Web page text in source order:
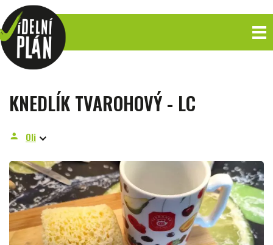
KNEDLÍK TVAROHOVÝ - LC
person Oli